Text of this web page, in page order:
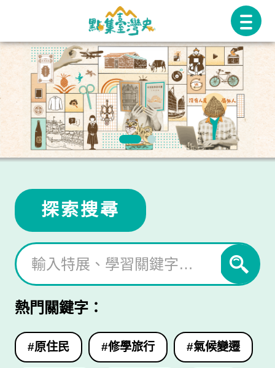
主
要
內
容
探索搜尋
熱門關鍵字：
#原住民 #修學旅行 #氣候變遷